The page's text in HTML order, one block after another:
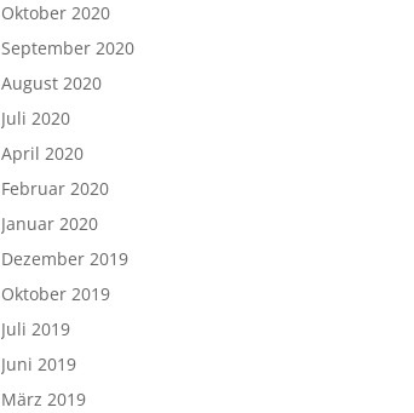
Oktober 2020
September 2020
August 2020
Juli 2020
April 2020
Februar 2020
Januar 2020
Dezember 2019
Oktober 2019
Juli 2019
Juni 2019
März 2019